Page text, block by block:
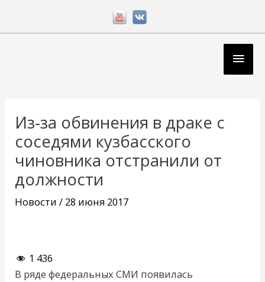
Из-за обвинения в драке с
соседями кузбасского
чиновника отстранили от
должности
Новости / 28 июня 2017
1 436
В ряде федеральных СМИ появилась
записям